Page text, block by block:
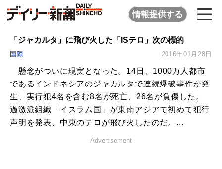
情報提供する
「ジャカルタ」に飛び火した「ISテロ」次の標的
国際 2016年01月28日
懸念がついに現実となった。14日、1000万人都市
であるインドネシアのジャカルタで連続爆破事件が発
生、実行犯4名を含む8名が死亡、26名が負傷した。
過激派組織「イスラム国」が東南アジアで初めて犯行
声明を発表、中東のテロが飛び火したのだ。...
Advertisement